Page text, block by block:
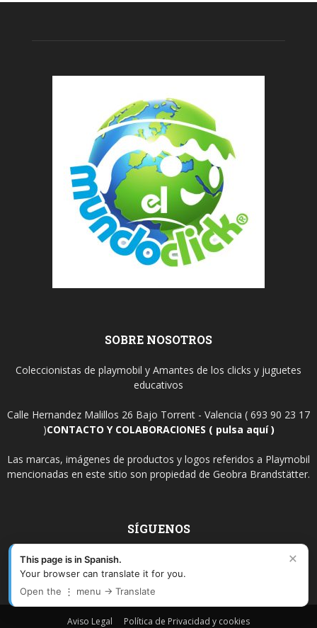
SOBRE NOSOTROS
Coleccionistas de playmobil y Amantes de los clicks y juguetes
educativos
Calle Hernandez Malillos 26 Bajo Torrent - Valencia ( 693 90 23 17
)CONTACTO Y COLABORACIONES ( pulsa aquí )
Las marcas, imágenes de productos y logos referidos a Playmobil
mencionadas en este sitio son propiedad de Geobra Brandstätter.
SÍGUENOS
Aviso Legal Política de Privacidad y cookies
×
This page is in Spanish.
Your browser can translate it for you.
Open the ⋮ menu → Translate